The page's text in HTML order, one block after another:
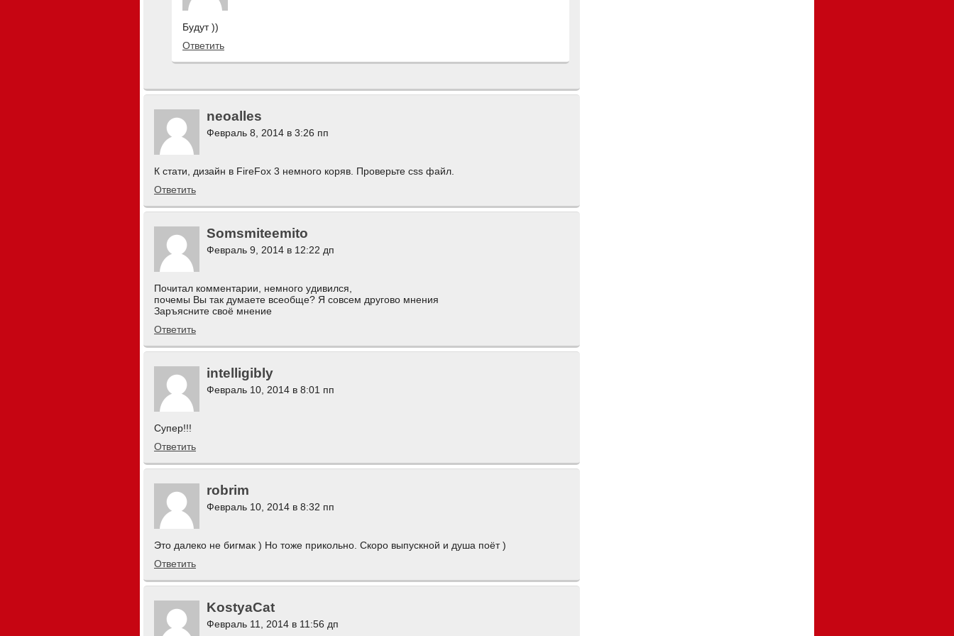
Будут ))
Ответить
neoalles
Февраль 8, 2014 в 3:26 пп
К стати, дизайн в FireFox 3 немного коряв. Проверьте css файл.
Ответить
Somsmiteemito
Февраль 9, 2014 в 12:22 дп
Почитал комментарии, немного удивился,
почемы Вы так думаете всеобще? Я совсем другово мнения
Заръясните своё мнение
Ответить
intelligibly
Февраль 10, 2014 в 8:01 пп
Супер!!!
Ответить
robrim
Февраль 10, 2014 в 8:32 пп
Это далеко не бигмак ) Но тоже прикольно. Скоро выпускной и душа поёт )
Ответить
KostyaCat
Февраль 11, 2014 в 11:56 дп